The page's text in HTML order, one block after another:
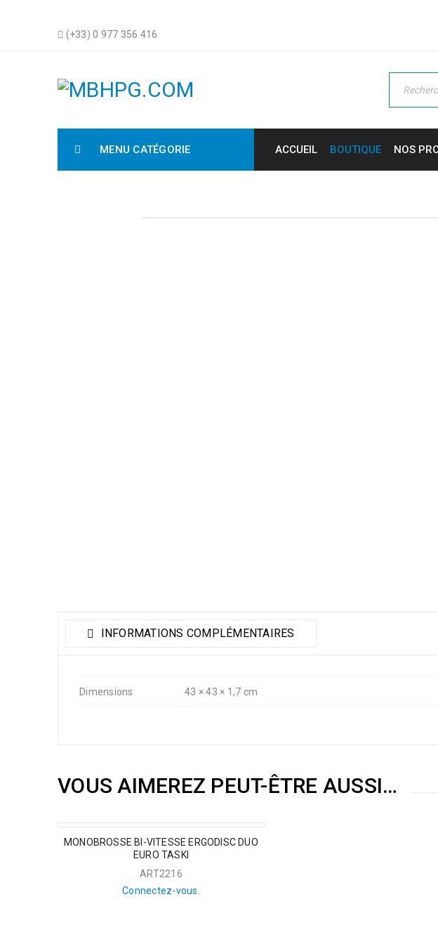
(+33) 0 977 356 416
MENU CATÉGORIE ACCUEIL BOUTIQUE NOS
INFORMATIONS COMPLÉMENTAIRES
Dimensions 43 × 43 × 1,7 cm
VOUS AIMEREZ PEUT-ÊTRE AUSSI…
MONOBROSSE BI-VITESSE ERGODISC DUO
EURO TASKI
ART2216
Connectez-vous.